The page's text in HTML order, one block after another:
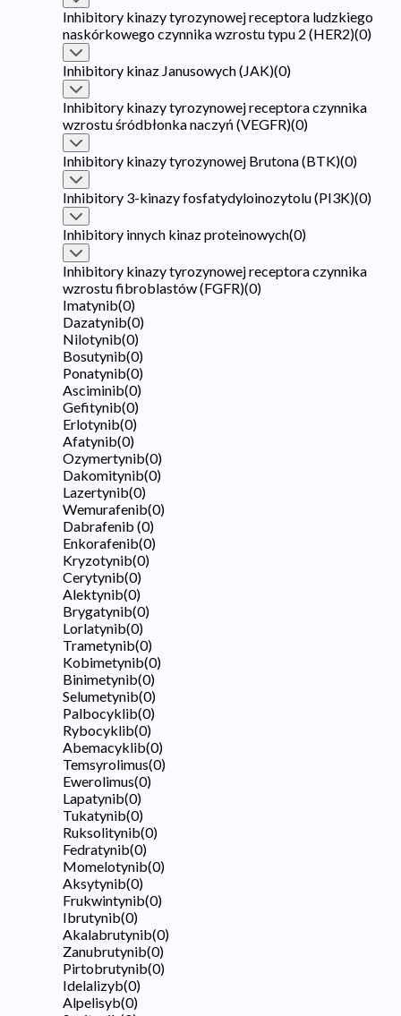
Inhibitory kinazy tyrozynowej receptora ludzkiego
naskórkowego czynnika wzrostu typu 2 (HER2)(0)
Inhibitory kinaz Janusowych (JAK)(0)
Inhibitory kinazy tyrozynowej receptora czynnika
wzrostu śródbłonka naczyń (VEGFR)(0)
Inhibitory kinazy tyrozynowej Brutona (BTK)(0)
Inhibitory 3-kinazy fosfatydyloinozytolu (PI3K)(0)
Inhibitory innych kinaz proteinowych(0)
Inhibitory kinazy tyrozynowej receptora czynnika
wzrostu fibroblastów (FGFR)(0)
Imatynib(0)
Dazatynib(0)
Nilotynib(0)
Bosutynib(0)
Ponatynib(0)
Asciminib(0)
Gefitynib(0)
Erlotynib(0)
Afatynib(0)
Ozymertynib(0)
Dakomitynib(0)
Lazertynib(0)
Wemurafenib(0)
Dabrafenib (0)
Enkorafenib(0)
Kryzotynib(0)
Cerytynib(0)
Alektynib(0)
Brygatynib(0)
Lorlatynib(0)
Trametynib(0)
Kobimetynib(0)
Binimetynib(0)
Selumetynib(0)
Palbocyklib(0)
Rybocyklib(0)
Abemacyklib(0)
Temsyrolimus(0)
Ewerolimus(0)
Lapatynib(0)
Tukatynib(0)
Ruksolitynib(0)
Fedratynib(0)
Momelotynib(0)
Aksytynib(0)
Frukwintynib(0)
Ibrutynib(0)
Akalabrutynib(0)
Zanubrutynib(0)
Pirtobrutynib(0)
Idelalizyb(0)
Alpelisyb(0)